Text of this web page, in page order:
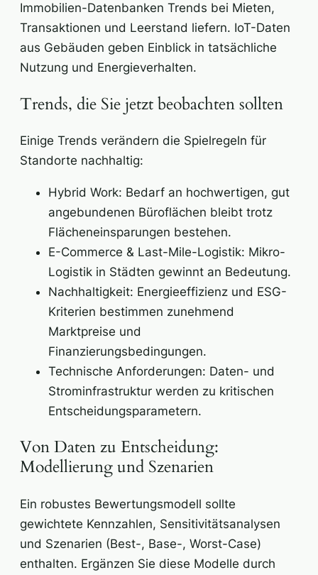
Immobilien-Datenbanken Trends bei Mieten,
Transaktionen und Leerstand liefern. IoT-Daten
aus Gebäuden geben Einblick in tatsächliche
Nutzung und Energieverhalten.
Trends, die Sie jetzt beobachten sollten
Einige Trends verändern die Spielregeln für
Standorte nachhaltig:
Hybrid Work: Bedarf an hochwertigen, gut
angebundenen Büroflächen bleibt trotz
Flächeneinsparungen bestehen.
E-Commerce & Last-Mile-Logistik: Mikro-
Logistik in Städten gewinnt an Bedeutung.
Nachhaltigkeit: Energieeffizienz und ESG-
Kriterien bestimmen zunehmend
Marktpreise und
Finanzierungsbedingungen.
Technische Anforderungen: Daten- und
Strominfrastruktur werden zu kritischen
Entscheidungsparametern.
Von Daten zu Entscheidung:
Modellierung und Szenarien
Ein robustes Bewertungsmodell sollte
gewichtete Kennzahlen, Sensitivitätsanalysen
und Szenarien (Best-, Base-, Worst-Case)
enthalten. Ergänzen Sie diese Modelle durch